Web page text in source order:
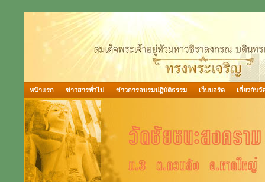
หน้าแรก ข่าวสารทั่วไป ข่าวการอบรมปฎิบัติธรรม เว็บบอร์ด เกี่ยวกับวั